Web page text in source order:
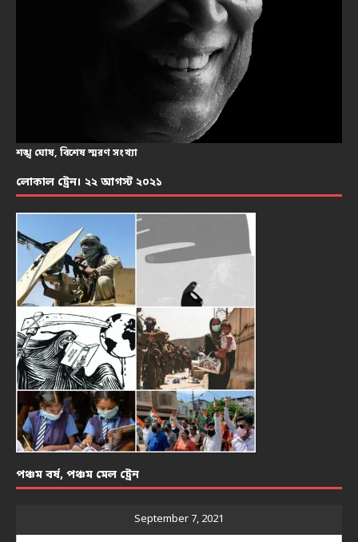
শঙ্খ ঘোষ, বিশেষ স্মরণ সংখ্যা
লোকাল ট্রেন। ২২ আগস্ট ২০২১
পঞ্চম বর্ষ, পঞ্চম মেল ট্রেন
September 7, 2021